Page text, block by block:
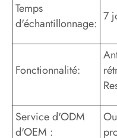
Temps
d'échantillonnage: 7
Fonctionnalité:
Service d'ODM
d'OEM :